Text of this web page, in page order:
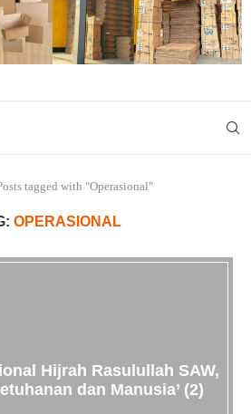
tagged with "Operasional"
OPERASIONAL
Hijrah Rasulullah SAW,
dan Manusia’ (2)